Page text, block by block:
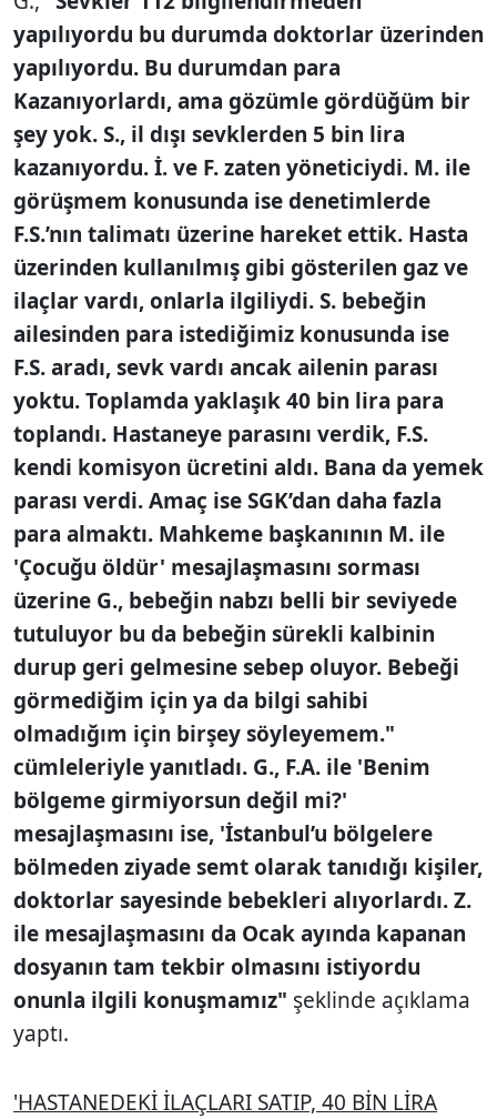
yapılıyordu bu durumda doktorlar üzerinden
yapılıyordu. Bu durumdan para
Kazanıyorlardı, ama gözümle gördüğüm bir
şey yok. S., il dışı sevklerden 5 bin lira
kazanıyordu. İ. ve F. zaten yöneticiydi. M. ile
görüşmem konusunda ise denetimlerde
F.S.’nın talimatı üzerine hareket ettik. Hasta
üzerinden kullanılmış gibi gösterilen gaz ve
ilaçlar vardı, onlarla ilgiliydi. S. bebeğin
ailesinden para istediğimiz konusunda ise
F.S. aradı, sevk vardı ancak ailenin parası
yoktu. Toplamda yaklaşık 40 bin lira para
toplandı. Hastaneye parasını verdik, F.S.
kendi komisyon ücretini aldı. Bana da yemek
parası verdi. Amaç ise SGK’dan daha fazla
para almaktı. Mahkeme başkanının M. ile
'Çocuğu öldür' mesajlaşmasını sorması
üzerine G., bebeğin nabzı belli bir seviyede
tutuluyor bu da bebeğin sürekli kalbinin
durup geri gelmesine sebep oluyor. Bebeği
görmediğim için ya da bilgi sahibi
olmadığım için birşey söyleyemem."
cümleleriyle yanıtladı. G., F.A. ile 'Benim
bölgeme girmiyorsun değil mi?'
mesajlaşmasını ise, 'İstanbul’u bölgelere
bölmeden ziyade semt olarak tanıdığı kişiler,
doktorlar sayesinde bebekleri alıyorlardı. Z.
ile mesajlaşmasını da Ocak ayında kapanan
dosyanın tam tekbir olmasını istiyordu
onunla ilgili konuşmamız" şeklinde açıklama
yaptı.
'HASTANEDEKİ İLAÇLARI SATIP, 40 BİN LİRA